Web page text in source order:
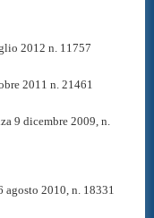
2012 n. 11757
2011 n. 21461
9 dicembre 2009, n.
agosto 2010, n. 18331